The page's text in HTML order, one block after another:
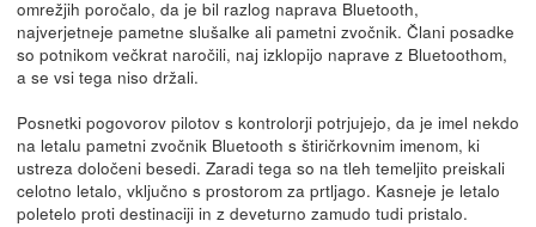
omrežjih poročalo, da je bil razlog naprava Bluetooth,
najverjetneje pametne slušalke ali pametni zvočnik. Člani posadke
so potnikom večkrat naročili, naj izklopijo naprave z Bluetoothom,
a se vsi tega niso držali.
Posnetki pogovorov pilotov s kontrolorji potrjujejo, da je imel nekdo
na letalu pametni zvočnik Bluetooth s štiričrkovnim imenom, ki
ustreza določeni besedi. Zaradi tega so na tleh temeljito preiskali
celotno letalo, vključno s prostorom za prtljago. Kasneje je letalo
poletelo proti destinaciji in z deveturno zamudo tudi pristalo.